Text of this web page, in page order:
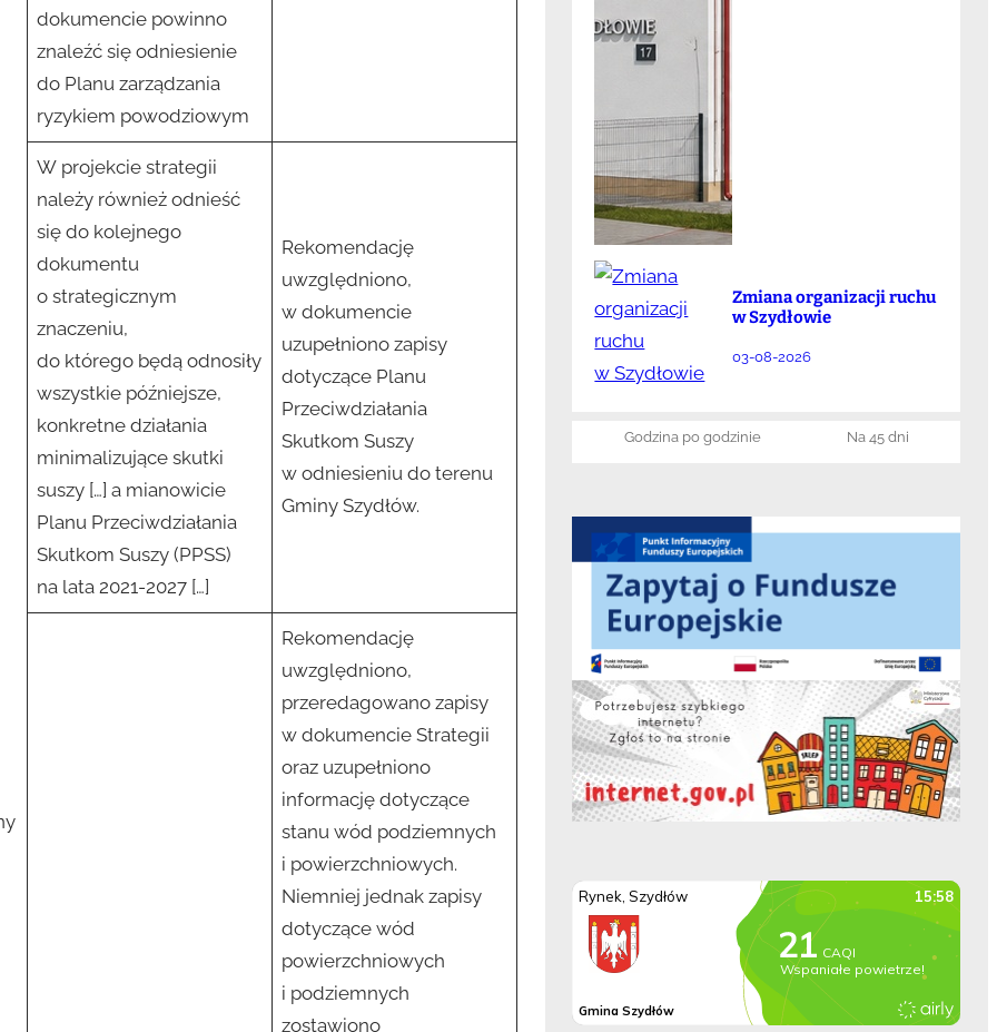
dokumencie powinno
znaleźć się odniesienie
do Planu zarządzania
ryzykiem powodziowym
W projekcie strategii
należy również odnieść
się do kolejnego
dokumentu
o strategicznym
znaczeniu,
do którego będą odnosiły
wszystkie późniejsze,
konkretne działania
minimalizujące skutki
suszy […] a mianowicie
Planu Przeciwdziałania
Skutkom Suszy (PPSS)
na lata 2021-2027 […]
Rekomendację
uwzględniono,
w dokumencie
uzupełniono zapisy
dotyczące Planu
Przeciwdziałania
Skutkom Suszy
w odniesieniu do terenu
Gminy Szydłów.
Rekomendację
uwzględniono,
przeredagowano zapisy
w dokumencie Strategii
oraz uzupełniono
informację dotyczące
stanu wód podziemnych
i powierzchniowych.
Niemniej jednak zapisy
dotyczące wód
powierzchniowych
i podziemnych
zostawiono
Zmiana organizacji ruchu
w Szydłowie
03-08-2026
Godzina po godzinie Na 45 dni